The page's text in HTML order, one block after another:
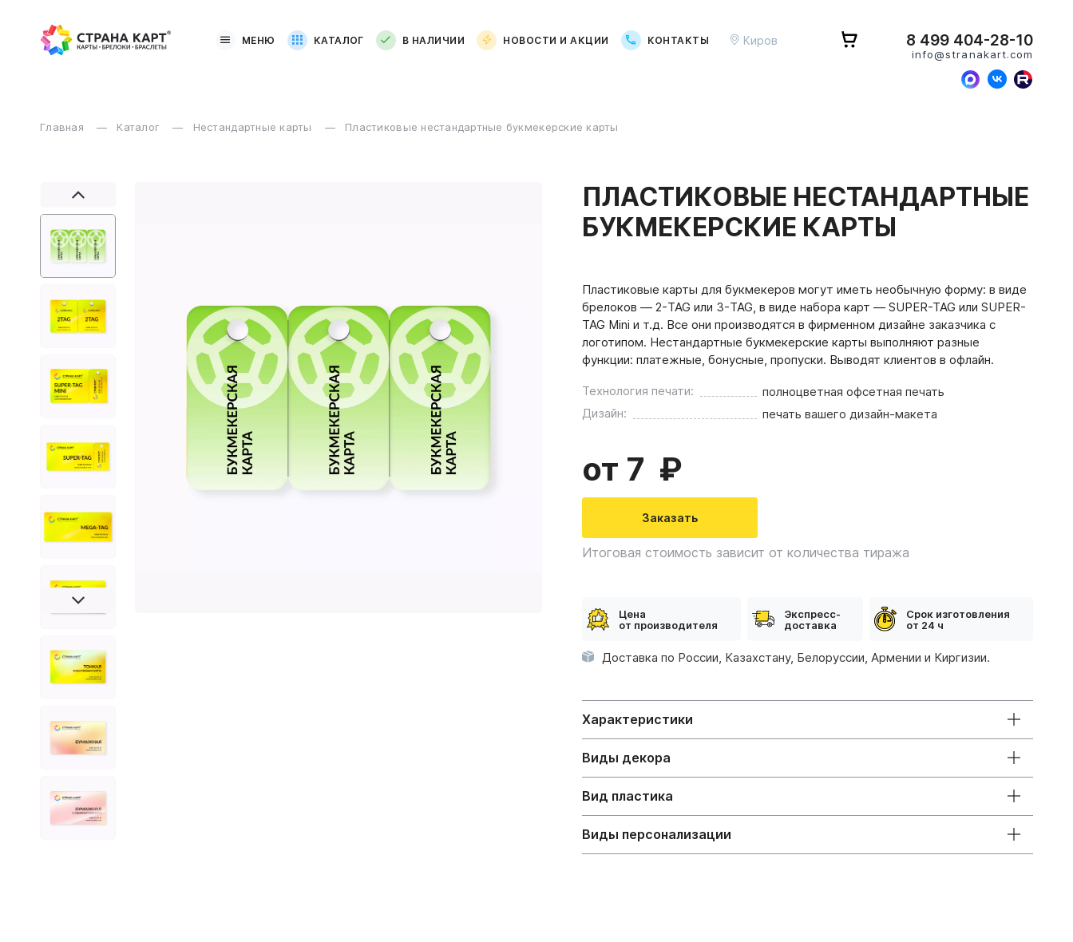
МЕНЮ КАТАЛОГ В НАЛИЧИИ НОВОСТИ И АКЦИИ КОНТАКТЫ Киров 8 499 404-28-10
info@stranakart.com
Главная Каталог Нестандартные карты Пластиковые нестандартные букмекерские карты
ПЛАСТИКОВЫЕ НЕСТАНДАРТНЫЕ
БУКМЕКЕРСКИЕ КАРТЫ
Пластиковые карты для букмекеров могут иметь необычную форму: в виде
брелоков — 2-TAG или 3-TAG, в виде набора карт — SUPER-TAG или SUPER-
TAG Mini и т.д. Все они производятся в фирменном дизайне заказчика с
логотипом. Нестандартные букмекерские карты выполняют разные
функции: платежные, бонусные, пропуски. Выводят клиентов в офлайн.
Технология печати:
полноцветная офсетная печать
Дизайн:
печать вашего дизайн-макета
от 7
Заказать
Итоговая стоимость зависит от количества тиража
Цена
от производителя
Экспресс-
доставка
Срок изготовления
от 24 ч
Доставка по России, Казахстану, Белоруссии, Армении и Киргизии.
Характеристики
Виды декора
Вид пластика
Виды персонализации